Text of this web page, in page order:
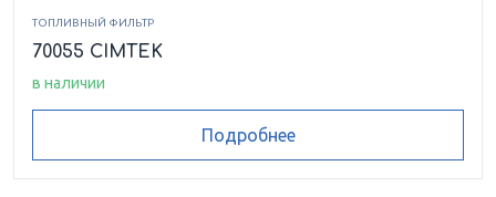
ТОПЛИВНЫЙ ФИЛЬТР
70055 CIMTEK
в наличии
Подробнее